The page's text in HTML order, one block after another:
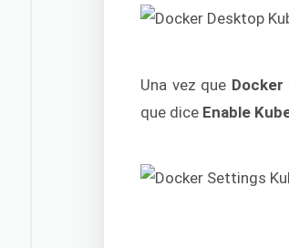
Una vez que Docker
que dice Enable